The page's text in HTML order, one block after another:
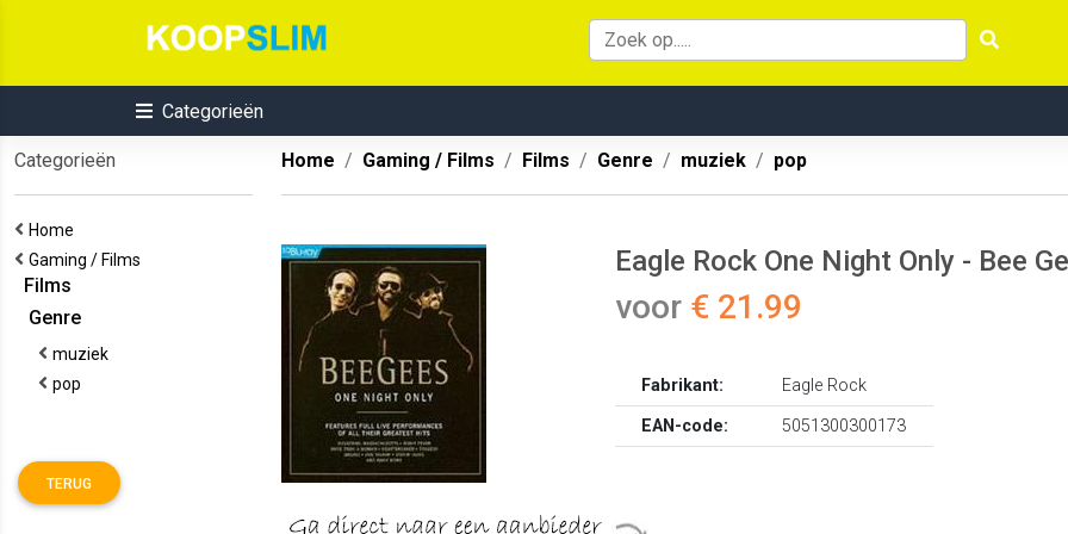
Categorieën
Categorieën
Home
Gaming / Films
Films
Genre
muziek
pop
TERUG
Home Gaming / Films Films Genre muziek pop
Eagle Rock One Night Only - Bee
voor € 21.99
Fabrikant:
Eagle Rock
EAN-code:
5051300300173